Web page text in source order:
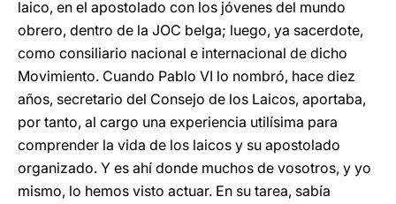
laico, en el apostolado con los jóvenes del mundo
obrero, dentro de la JOC belga; luego, ya sacerdote,
como consiliario nacional e internacional de dicho
Movimiento. Cuando Pablo VI lo nombró, hace diez
años, secretario del Consejo de los Laicos, aportaba,
por tanto, al cargo una experiencia utilísima para
comprender la vida de los laicos y su apostolado
organizado. Y es ahí donde muchos de vosotros, y yo
mismo, lo hemos visto actuar. En su tarea, sabía